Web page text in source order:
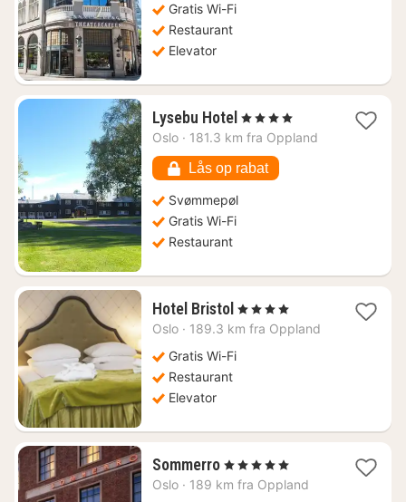
Gratis Wi-Fi
Restaurant
Elevator
Lysebu Hotel 1
nat
1247
kr.
, 4 Stjerner
Oslo · 181.3 km fra Oppland
Lås op rabat
Svømmepøl
Gratis Wi-Fi
Restaurant
Hotel Bristol 1
nat
1726
, 4 Stjerner
Oslo · 189.3 km fra Oppland
Gratis Wi-Fi
Restaurant
Elevator
Sommerro1
nat
, 5 Stjerner
Oslo · 189 km fra Oppland